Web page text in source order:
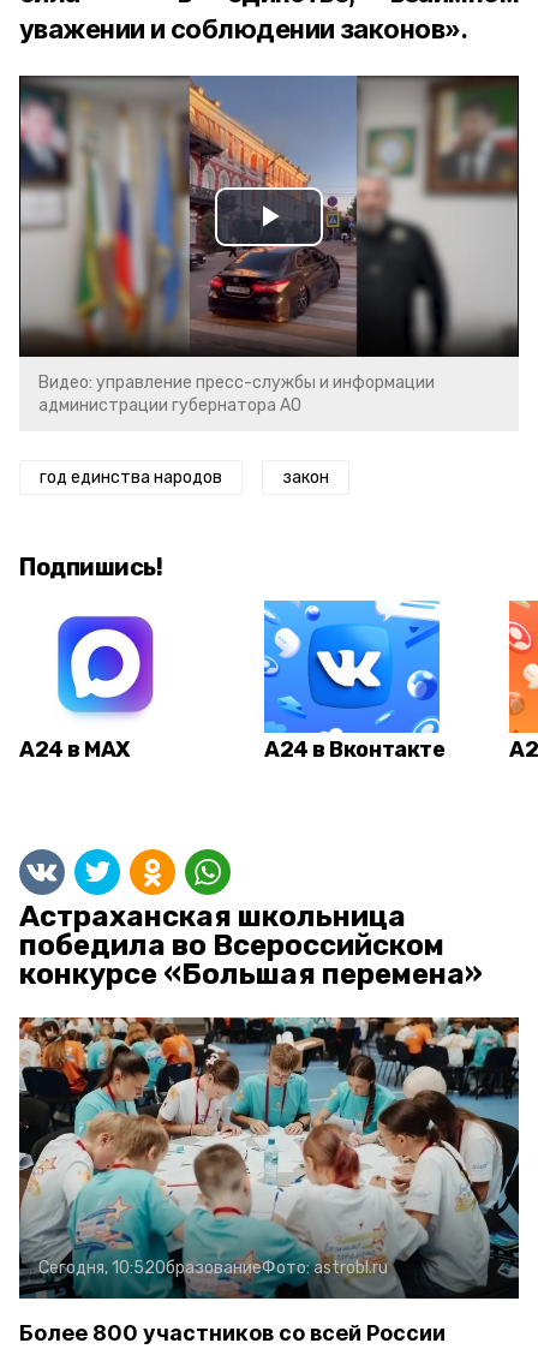
уважении и соблюдении законов».
Play
Video
Видео: управление пресс-службы и информации
администрации губернатора АО
год единства народов закон
Подпишись!
А24 в MAX А24 в Вконтакте
Астраханская школьница
победила во Всероссийском
конкурсе «Большая перемена»
Сегодня, 10:52ОбразованиеФото:astrobl.ru
Более 800 участников со всей России